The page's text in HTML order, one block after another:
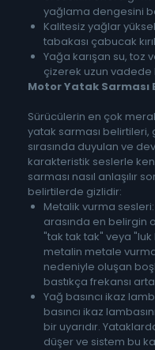
yağlama dengesini
Kalitesiz yağlar
tabakası çabucak
Yağa karışan su, toz
çizerek uzun
Motor Yatak
Sürücülerin en çok
yatak sarması belirtileri,
sırasında duyulan ve
karakteristik seslerle
sarması nasıl anlaşılır
belirtilerde gizlidir:
Metalik vurma
arasında en belirgin
"tak tak tak" veya
metalin metale
nedeniyle oluşan
bastıkça frekansı
Yağ basıncı ikaz
basıncı ikaz
bir uyarıdır.
düşer ve sistem bu